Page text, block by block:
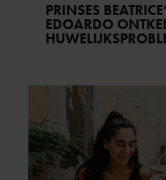
PRINSES
EDOARDO